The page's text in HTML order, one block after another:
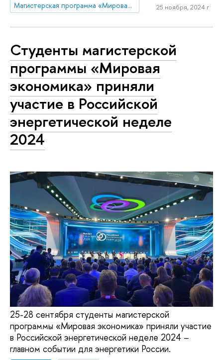
Магистерская программа «Мировая экономика»
25 ноября, 2024 г.
Студенты магистерской
программы «Мировая
экономика» приняли
участие в Российской
энергетической неделе
2024
25-28 сентября студенты магистерской
программы «Мировая экономика» приняли участие
в Российской энергетической неделе 2024 –
главном событии для энергетики России.